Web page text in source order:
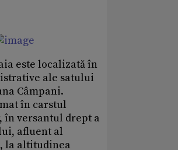
este localizată în
ale satului
Câmpani.
în carstul
versantul drept a
afluent al
la altitudinea